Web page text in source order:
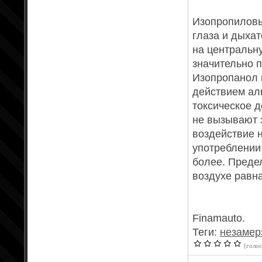
глаза и
на
значительно
Изопропанол
действием
токсическое
не вызывают
воздействие
более.
воздухе
Finamauto.
Теги: